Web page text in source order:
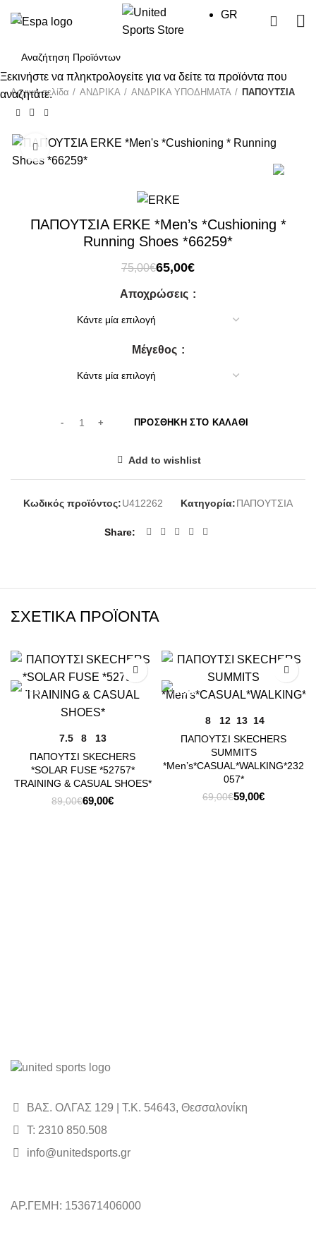
GR
Αρχική σελίδα ΑΝΔΡΙΚΑ ΑΝΔΡΙΚΑ ΥΠΟΔΗΜΑΤΑ ΠΑΠΟΥΤΣΙΑ
Click to enlarge
ΠΑΠΟΥΤΣΙΑ ERKE *Men’s *Cushioning *
Running Shoes *66259*
75,00€Original
was:
65,00€Η
τιμή
65,00€.
Αποχρώσεις
Μέγεθος
ΠΡΟΣΘΉΚΗ ΣΤΟ ΚΑΛΆΘΙ
Add to wishlist
Κωδικός προϊόντος:U412262 Κατηγορία:ΠΑΠΟΥΤΣΙΑ
Share
ΣΧΕΤΙΚΆ ΠΡΟΪΌΝΤΑ
7.5 8
13
ΠΑΠΟΥΤΣΙ SKECHERS
*SOLAR FUSE *52757*
TRAINING & CASUAL SHOES*
89,00€Original
69,00€Η
8 12 13 14
ΠΑΠΟΥΤΣΙ SKECHERS
SUMMITS
*Men’s*CASUAL*WALKING*232
057*
69,00€Original
59,00€Η
ΒΑΣ. ΟΛΓΑΣ 129 | Τ.Κ. 54643, Θεσσαλονίκη
Τ: 2310 850.508
info@unitedsports.gr
ΑΡ.ΓΕΜΗ: 153671406000
Ξεκινήστε να πληκτρολογείτε για να δείτε τα προϊόντα που
αναζητάτε.